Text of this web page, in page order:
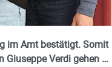
im Amt bestätigt. Somit
Giuseppe Verdi gehen …